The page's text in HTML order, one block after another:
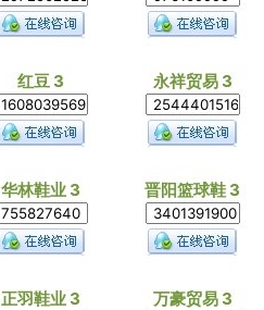
红豆 3 永祥贸易 3
华林鞋业 3 晋阳篮球鞋 3
正羽鞋业 3 万豪贸易 3